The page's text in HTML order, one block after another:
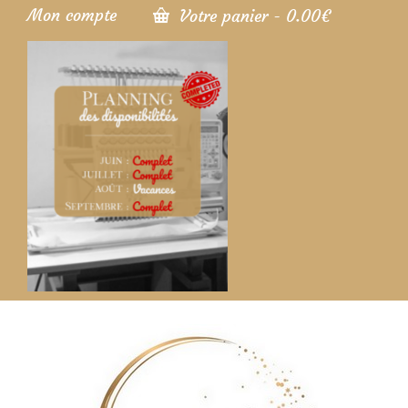
Mon compte Votre panier - 0.00€